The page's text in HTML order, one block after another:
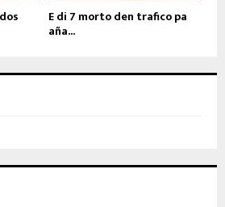
E di 7 morto den trafico pa
aña...